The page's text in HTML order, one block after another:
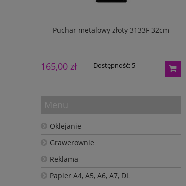
Puchar metalowy złoty 3133F 32cm
165,00 zł Dostępność: 5
Menu
Oklejanie
Grawerownie
Reklama
Papier A4, A5, A6, A7, DL